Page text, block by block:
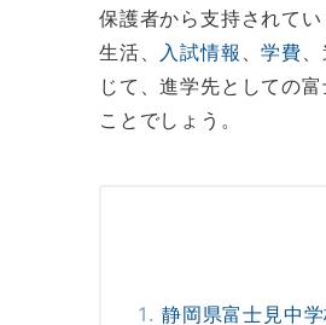
保護者から支持されて
生活、 入試情報 、学費
じて、進学先としての
ことでしょう。
静岡県富士見中